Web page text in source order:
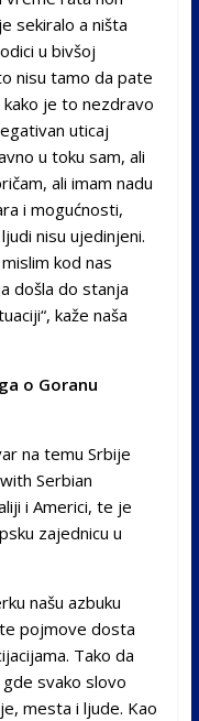
sekiralo a ništa
u bivšoj
nisu tamo da pate
kako je to nezdravo
uticaj
u toku sam, ali
ali imam nadu
i mogućnosti,
nisu ujedinjeni.
kod nas
došla do stanja
kaže naša
o Goranu
na temu Srbije
Serbian
i Americi, te je
zajednicu u
našu azbuku
pojmove dosta
Tako da
svako slovo
mesta i ljude. Kao